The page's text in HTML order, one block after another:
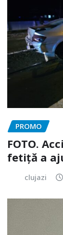
PROMO
FOTO.
fetiță a
clujazi